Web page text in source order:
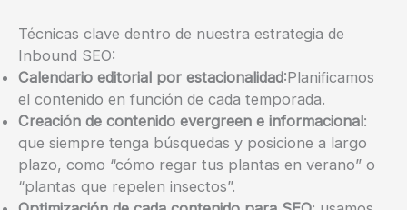
Técnicas clave dentro de nuestra estrategia de
Inbound SEO:
Calendario editorial por estacionalidad:Planificamos
el contenido en función de cada temporada.
Creación de contenido evergreen e informacional:
que siempre tenga búsquedas y posicione a largo
plazo, como “cómo regar tus plantas en verano” o
“plantas que repelen insectos”.